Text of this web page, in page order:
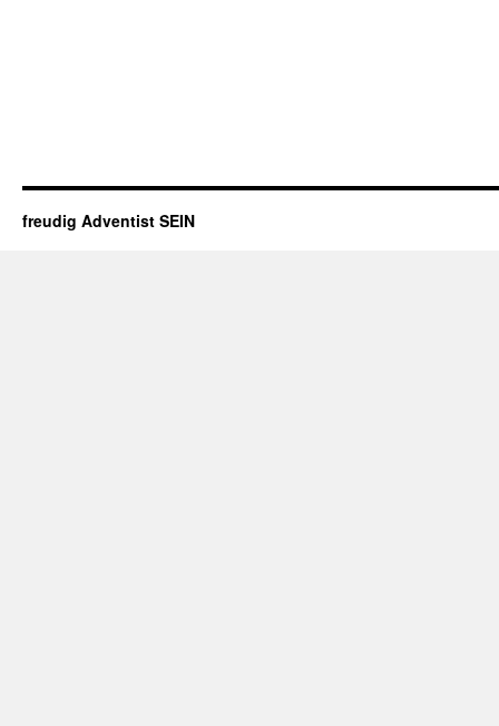
freudig Adventist SEIN